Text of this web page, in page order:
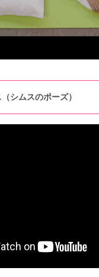
シムスのポーズ）